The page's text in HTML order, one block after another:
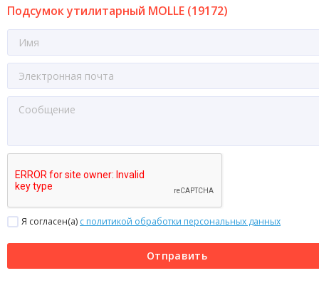
Подсумок утилитарный MOLLE (19172)
Я согласен(a) с политикой обработки персональных данных
Отправить